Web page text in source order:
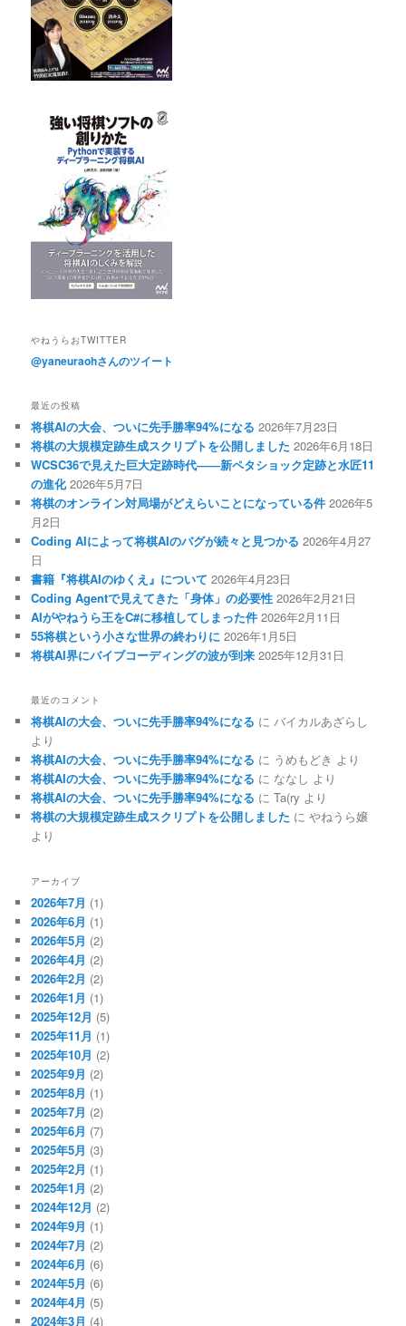
やねうらおTWITTER
@yaneuraohさんのツイート
最近の投稿
将棋AIの大会、ついに先手勝率94%になる 2026年7月23日
将棋の大規模定跡生成スクリプトを公開しました 2026年6月18日
WCSC36で見えた巨大定跡時代――新ペタショック定跡と水匠11
の進化 2026年5月7日
将棋のオンライン対局場がどえらいことになっている件 2026年5
月2日
Coding AIによって将棋AIのバグが続々と見つかる 2026年4月27
日
書籍『将棋AIのゆくえ』について 2026年4月23日
Coding Agentで見えてきた「身体」の必要性 2026年2月21日
AIがやねうら王をC#に移植してしまった件 2026年2月11日
55将棋という小さな世界の終わりに 2026年1月5日
将棋AI界にバイブコーディングの波が到来 2025年12月31日
最近のコメント
将棋AIの大会、ついに先手勝率94%になる にバイカルあざらし
より
将棋AIの大会、ついに先手勝率94%になる に うめもどき より
将棋AIの大会、ついに先手勝率94%になる に ななし より
将棋AIの大会、ついに先手勝率94%になる にTa(ry より
将棋の大規模定跡生成スクリプトを公開しました にやねうら嬢
より
アーカイブ
2026年7月 (1)
2026年6月 (1)
2026年5月 (2)
2026年4月 (2)
2026年2月 (2)
2026年1月 (1)
2025年12月 (5)
2025年11月 (1)
2025年10月 (2)
2025年9月 (2)
2025年8月 (1)
2025年7月 (2)
2025年6月 (7)
2025年5月 (3)
2025年2月 (1)
2025年1月 (2)
2024年12月 (2)
2024年9月 (1)
2024年7月 (2)
2024年6月 (6)
2024年5月 (6)
2024年4月 (5)
2024年3月 (4)